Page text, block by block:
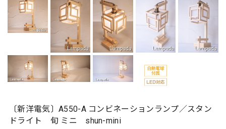
〔新洋電気〕A550-A コンビネーションランプ／スタン
ドライト 旬 ミニ shun-mini